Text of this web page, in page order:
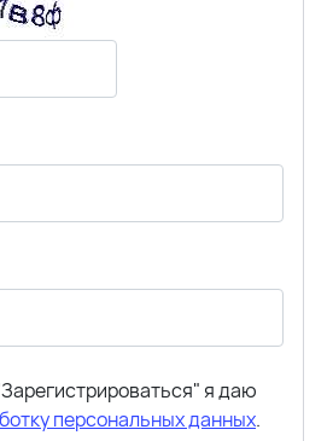
я даю
персональных данных.